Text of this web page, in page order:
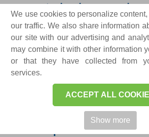
We use cookies to personalize
our traffic. We also share information
our site with our advertising and
may combine it with other information
or that they have collected from
services.
ACCEPT ALL
Show more
una partecipazione superiore
ciascuno La
5800% sulla tranche dedicata
investitori retail ha spinto
Internațional ad aumentare
tale tranche dal 10% al 15%
capitalizzazione di mercato
circa 1.670 milioni di lei (≈
dollari / 327 milioni di euro)
saranno quotate alla BVB con